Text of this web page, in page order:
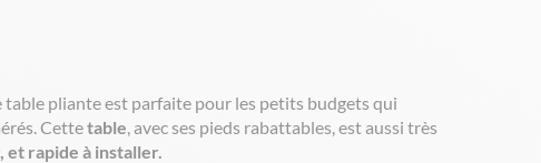
table pliante est parfaite pour les petits budgets qui
Cettetable, avec ses pieds rabattables, est aussi très
rapide à installer.